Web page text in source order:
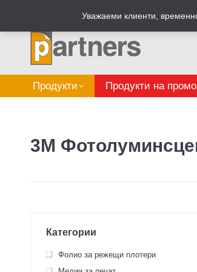
Табелен калкулатор
Продукти Продукти на
3M
Категории
Фолио за режещи плотери
Уважаеми клиенти,